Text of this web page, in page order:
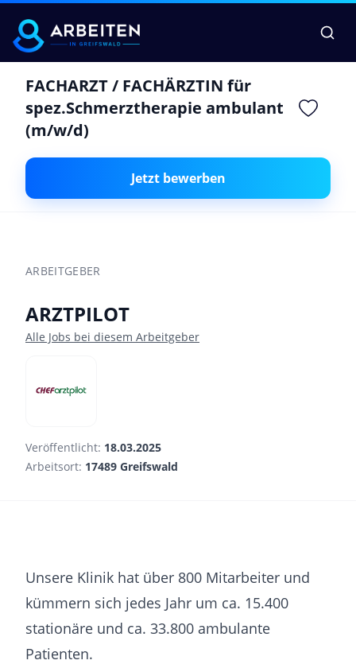
FACHARZT / FACHÄRZTIN für
spez.Schmerztherapie ambulant
(m/w/d)
Jetzt bewerben
ARBEITGEBER
ARZTPILOT
Alle Jobs bei diesem Arbeitgeber
Veröffentlicht: 18.03.2025
Arbeitsort: 17489 Greifswald
Unsere Klinik hat über 800 Mitarbeiter und
kümmern sich jedes Jahr um ca. 15.400
stationäre und ca. 33.800 ambulante
Patienten.